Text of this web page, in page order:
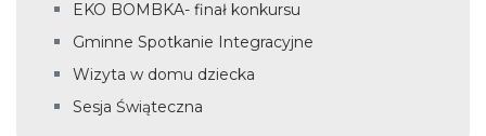
EKO BOMBKA- finał konkursu
Gminne Spotkanie Integracyjne
Wizyta w domu dziecka
Sesja Świąteczna